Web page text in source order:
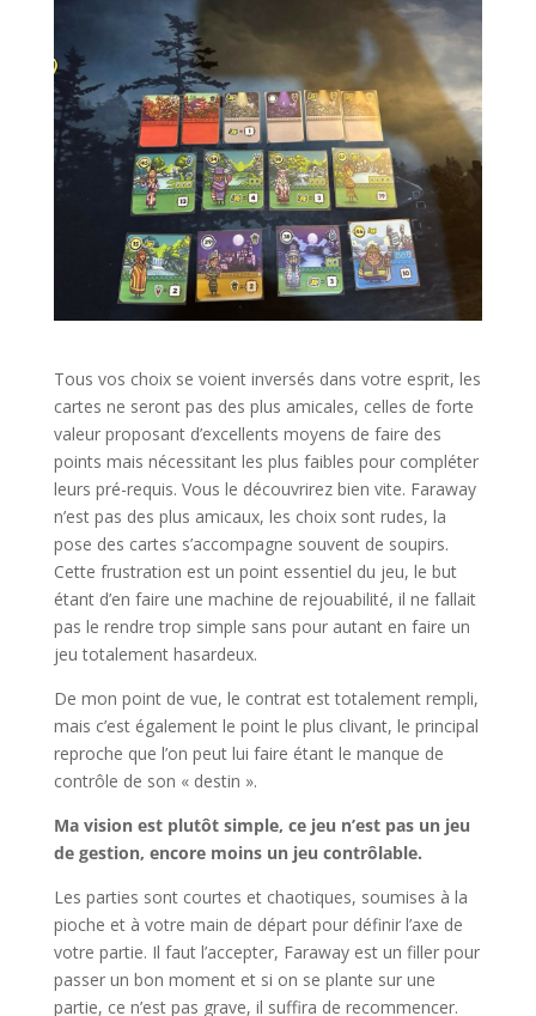
Tous vos choix se voient inversés dans votre esprit, les
cartes ne seront pas des plus amicales, celles de forte
valeur proposant d’excellents moyens de faire des
points mais nécessitant les plus faibles pour compléter
leurs pré-requis. Vous le découvrirez bien vite. Faraway
n’est pas des plus amicaux, les choix sont rudes, la
pose des cartes s’accompagne souvent de soupirs.
Cette frustration est un point essentiel du jeu, le but
étant d’en faire une machine de rejouabilité, il ne fallait
pas le rendre trop simple sans pour autant en faire un
jeu totalement hasardeux.
De mon point de vue, le contrat est totalement rempli,
mais c’est également le point le plus clivant, le principal
reproche que l’on peut lui faire étant le manque de
contrôle de son « destin ».
Ma vision est plutôt simple, ce jeu n’est pas un jeu
de gestion, encore moins un jeu contrôlable.
Les parties sont courtes et chaotiques, soumises à la
pioche et à votre main de départ pour définir l’axe de
votre partie. Il faut l’accepter, Faraway est un filler pour
passer un bon moment et si on se plante sur une
partie, ce n’est pas grave, il suffira de recommencer.